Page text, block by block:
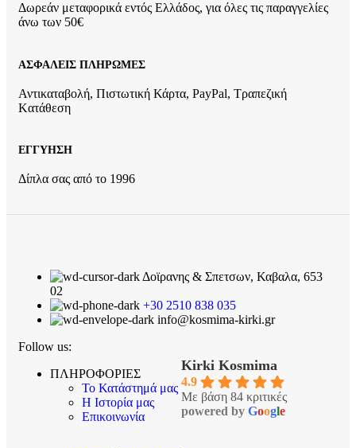
Δωρεάν μεταφορικά εντός Ελλάδος, για όλες τις παραγγελίες
άνω των 50€
ΑΣΦΑΛΕΙΣ ΠΛΗΡΩΜΕΣ
Αντικαταβολή, Πιστωτική Κάρτα, PayPal, Τραπεζική
Kατάθεση
ΕΓΓΥΗΣΗ
Δίπλα σας από το 1996
Δοϊρανης & Σπετσων, Καβαλα, 653
02
+30 2510 838 035
info@kosmima-kirki.gr
Follow us:
ΠΛΗΡΟΦΟΡΙΕΣ
Το Κατάστημά μας
Η Ιστορία μας
Επικοινωνία
Kirki Kosmima
4.9
Με βάση 84 κριτικές
powered by Google